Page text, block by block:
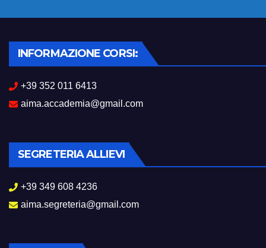
INFORMAZIONE CORSI:
+39 352 011 6413
aima.accademia@gmail.com
SEGRETERIA ALLIEVI
+39 349 608 4236
aima.segreteria@gmail.com